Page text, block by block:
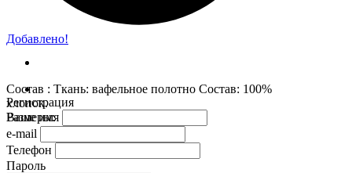
Добавлено!
Состав : Ткань: вафельное полотно Состав: 100%
хлопок.
Размеры:
Регистрация
Ваше имя
e-mail
Телефон
Пароль